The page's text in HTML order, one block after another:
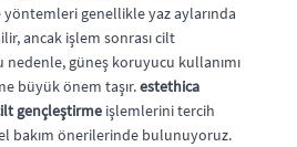
yöntemleri genellikle yaz aylarında
ancak işlem sonrası cilt
nedenle, güneş koruyucu kullanımı
büyük önem taşır.estethica
gençleştirme işlemlerini tercih
bakım önerilerinde bulunuyoruz.